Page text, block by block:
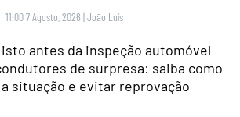
11:00 7 Agosto, 2026 |João Luís
antes da inspeção automóvel
de surpresa: saiba como
situação e evitar reprovação